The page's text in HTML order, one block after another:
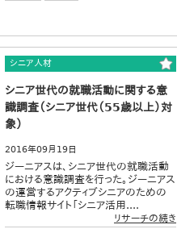
シニア人材
シニア世代の就職活動に関する意
識調査（シニア世代（55歳以上）対
象）
2016年09月19日
ジーニアスは、シニア世代の就職活動
における意識調査を行った。ジーニアス
の運営するアクティブシニアのための
転職情報サイト「シニア活用....
リサーチの続き